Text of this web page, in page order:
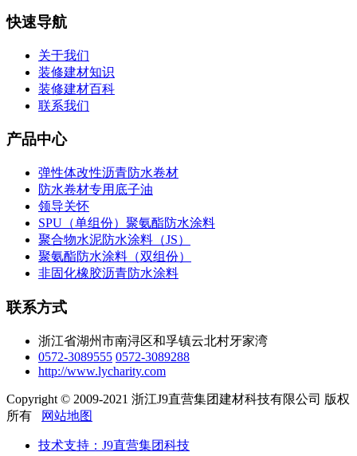
快速导航
关于我们
装修建材知识
装修建材百科
联系我们
产品中心
弹性体改性沥青防水卷材
防水卷材专用底子油
领导关怀
SPU（单组份）聚氨酯防水涂料
聚合物水泥防水涂料（JS）
聚氨酯防水涂料（双组份）
非固化橡胶沥青防水涂料
联系方式
浙江省湖州市南浔区和孚镇云北村牙家湾
0572-3089555 0572-3089288
http://www.lycharity.com
Copyright © 2009-2021 浙江J9直营集团建材科技有限公司 版权
所有
网站地图
技术支持：J9直营集团科技